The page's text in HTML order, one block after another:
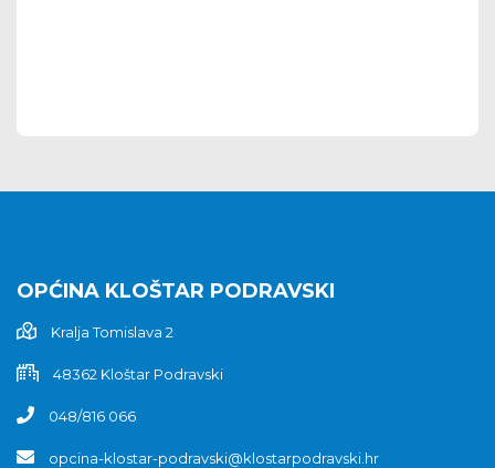
OPĆINA KLOŠTAR PODRAVSKI
Kralja Tomislava 2
48362 Kloštar Podravski
048/816 066
opcina-klostar-podravski@klostarpodravski.hr